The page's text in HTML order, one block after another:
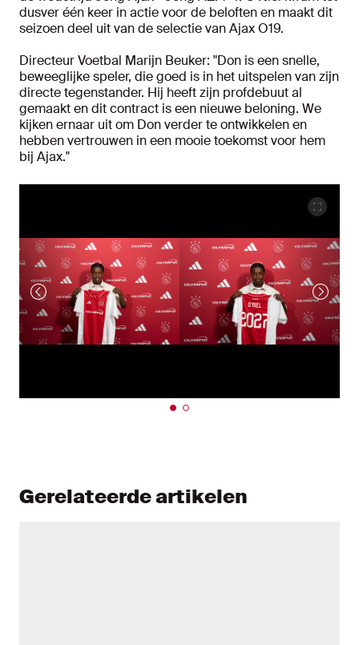
dusver één keer in actie voor de beloften en maakt dit
seizoen deel uit van de selectie van Ajax O19.
Directeur Voetbal Marijn Beuker: "Don is een snelle,
beweeglijke speler, die goed is in het uitspelen van zijn
directe tegenstander. Hij heeft zijn profdebuut al
gemaakt en dit contract is een nieuwe beloning. We
kijken ernaar uit om Don verder te ontwikkelen en
hebben vertrouwen in een mooie toekomst voor hem
bij Ajax."
Gerelateerde artikelen